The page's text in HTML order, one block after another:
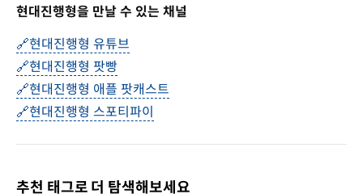
현대진행형을 만날 수 있는 채널
🔗현대진행형 유튜브
🔗현대진행형 팟빵
🔗현대진행형 애플 팟캐스트
🔗현대진행형 스포티파이
추천 태그로 더 탐색해보세요